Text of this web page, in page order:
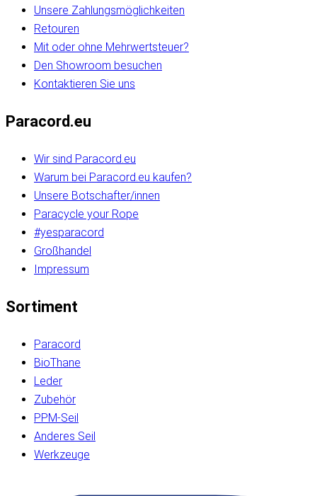
Unsere Zahlungsmöglichkeiten
Retouren
Mit oder ohne Mehrwertsteuer?
Den Showroom besuchen
Kontaktieren Sie uns
Paracord.eu
Wir sind Paracord.eu
Warum bei Paracord.eu kaufen?
Unsere Botschafter/innen
Paracycle your Rope
#yesparacord
Großhandel
Impressum
Sortiment
Paracord
BioThane
Leder
Zubehör
PPM-Seil
Anderes Seil
Werkzeuge